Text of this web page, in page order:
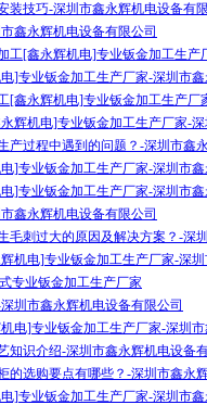
装技巧-深圳市鑫永辉机电设备有
鑫永辉机电设备有限公司
工[鑫永辉机电]专业钣金加工生
]专业钣金加工生产厂家-深圳市
[鑫永辉机电]专业钣金加工生产厂
辉机电]专业钣金加工生产厂家-
产过程中遇到的问题？-深圳市鑫
]专业钣金加工生产厂家-深圳市
]专业钣金加工生产厂家-深圳市
鑫永辉机电设备有限公司
毛刺过大的原因及解决方案？-深
机电]专业钣金加工生产厂家-深
专业钣金加工生产厂家
圳市鑫永辉机电设备有限公司
电]专业钣金加工生产厂家-深圳
知识介绍-深圳市鑫永辉机电设备
的选购要点有哪些？-深圳市鑫永
]专业钣金加工生产厂家-深圳市